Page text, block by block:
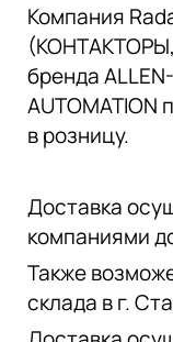
Компания
бренда
AUTOMATION
в розницу.
Доставка
компаниями
Также
склада в г.